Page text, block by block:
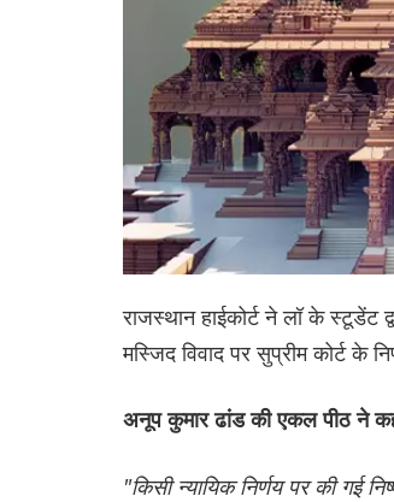
राजस्थान हाईकोर्ट ने लॉ के स्टूडेंट
मस्जिद विवाद पर सुप्रीम कोर्ट के
अनूप कुमार ढांड की एकल पीठ ने
"किसी न्यायिक निर्णय पर की गई